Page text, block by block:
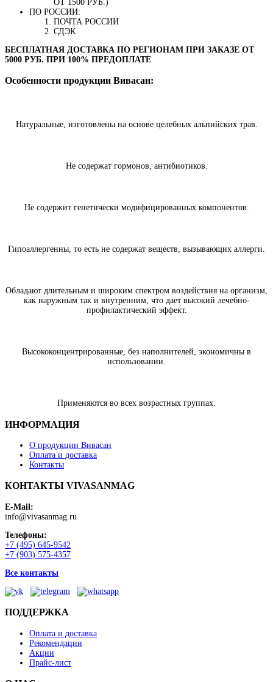
ОТ 1500 РУБ.)
ПО РОССИИ:
ПОЧТА РОССИИ
СДЭК
БЕСПЛАТНАЯ ДОСТАВКА ПО РЕГИОНАМ ПРИ ЗАКАЗЕ ОТ
5000 РУБ. ПРИ 100% ПРЕДОПЛАТЕ
Особенности продукции Вивасан:
Натуральные, изготовлены на основе целебных альпийских трав.
Не содержат гормонов, антибиотиков.
Не содержит генетически модифицированных компонентов.
Гипоаллергенны, то есть не содержат веществ, вызывающих аллерги.
Обладают длительным и широким спектром воздействия на организм,
как наружным так и внутренним, что дает высокий лечебно-
профилактический эффект.
Высококонцентрированные, без наполнителей, экономичны в
использовании.
Применяются во всех возрастных группах.
ИНФОРМАЦИЯ
О продукции Вивасан
Оплата и доставка
Контакты
КОНТАКТЫ VIVASANMAG
E-Mail:
info@vivasanmag.ru
Телефоны:
+7 (495) 645-9542
+7 (903) 575-4357
Все контакты
ПОДДЕРЖКА
Оплата и доставка
Рекомендации
Акции
Прайс-лист